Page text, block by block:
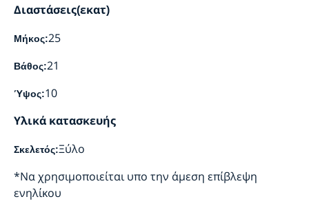
Διαστάσεις(εκατ)
Μήκος:25
Βάθος:21
Ύψος:10
Υλικά κατασκευής
Σκελετός:Ξύλο
*Να χρησιμοποιείται υπο την άμεση επίβλεψη
ενηλίκου